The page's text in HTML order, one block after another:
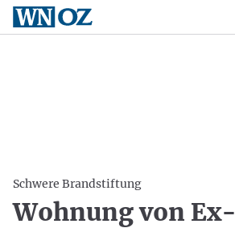
Schwere Brandstiftung
Wohnung von Ex-